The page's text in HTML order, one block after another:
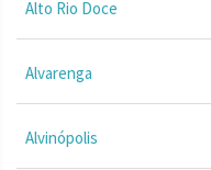
Alto Rio Doce
Alvarenga
Alvinópolis